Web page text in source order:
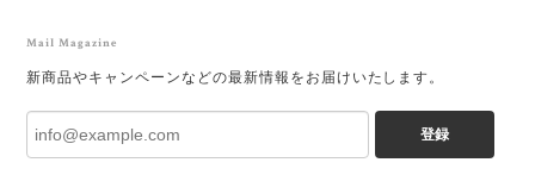
Mail Magazine
新商品やキャンペーンなどの最新情報をお届けいたします。
登録